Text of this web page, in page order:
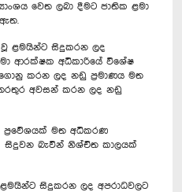
වෙත ලබා දීමට ජාතික ළමා
වූ ළමයින්ට සිදුකරන ලද
ආරක්ෂක අධිකාරියේ විශේෂ
කරන ලද නඩු ප්‍රමාණය මත
අවසන් කරන ලද නඩු
මත අධිකරණ
සිදුවන බැවින් නිශ්චිත කාලයක්
ළමයින්ට සිදුකරන ලද අපරාධවලට